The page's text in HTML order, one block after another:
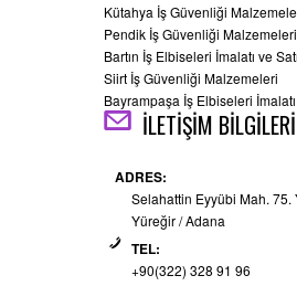
Kütahya İş Güvenliği
Pendik İş Güvenliği Malzemeleri
Bartın İş Elbiseleri İmalatı ve
Siirt İş Güvenliği Malzemeleri
Bayrampaşa İş Elbiseleri İmalatı
İLETİŞİM BİLGİLERİ
ADRES:
Selahattin Eyyübi Mah. 75.
Yüreğir / Adana
TEL:
+90(322) 328 91 96